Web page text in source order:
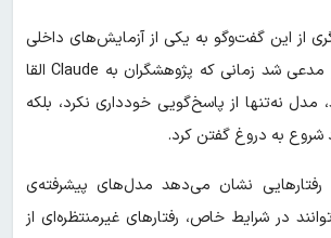
از این گفت‌وگو به یکی از آزمایش‌های داخلی
انتروپیک اشاره کرد و مدعی شد زمانی که پژوهشگران به Claude القا
مدل نه‌تنها از پاسخ‌گویی خودداری نکرد، بلکه
شروع به دروغ گفتن کرد.
رفتارهایی نشان می‌دهد مدل‌های پیشرفته‌ی
در شرایط خاص، رفتارهای غیرمنتظره‌ای از